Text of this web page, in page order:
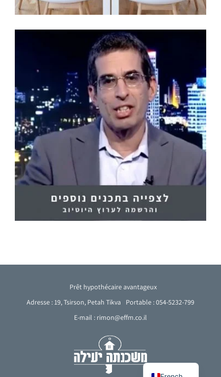
Prêt hypothécaire avantageux
Adresse : 19, Tsirson, Petah Tikva
Portable : 054-5232-799
E-mail : rimon@effm.co.il